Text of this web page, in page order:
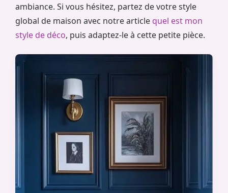
ambiance. Si vous hésitez, partez de votre style
global de maison avec notre article quel est mon
style de déco, puis adaptez-le à cette petite pièce.